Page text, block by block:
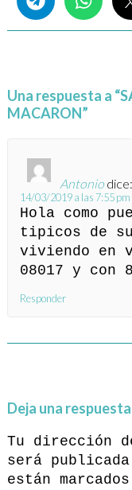
Una respuesta a
MACARON”
Antonio dice:
14/03/2019 a las 7:55 pm
Hola como
tipicos de
viviendo en
08017 y con
Responder
Deja una respuesta
Tu dirección
será
están